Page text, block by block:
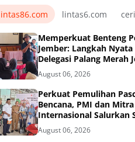
lintas6.com
Memperkuat Benteng
Jember: Langkah Nyata
Delegasi Palang Merah
Dampingi Relawan dan
Tangguh Bencana
August 06, 2026
Perkuat Pemulihan
Bencana, PMI dan Mitra
Internasional Salurkan
Toolkit untuk 1.200
Aceh Utara
August 06, 2026